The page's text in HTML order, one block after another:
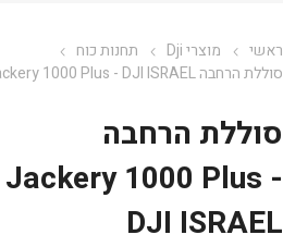
ראשי מוצרי Dji
תחנות כוח
סוללת הרחבה Jackery 1000 Plus - DJI ISRAEL
סוללת הרחבה
Jackery 1000 Plus -
DJI ISRAEL